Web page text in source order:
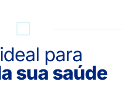
para
sua saúde